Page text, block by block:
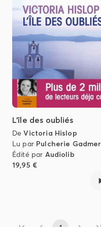
L'île des oubliés
DeVictoria Hislop
Lu par Pulcherie Gadmer
Édité par Audiolib
19,95 €